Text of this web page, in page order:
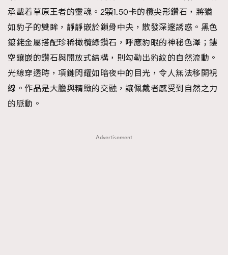
承載着草原王者的靈魂。2顆1.50卡的欖尖形鑽石，將猶
如豹子的雙眸，靜靜嵌於鎖骨中央，散發深邃誘惑。黑色
鍍銠金屬搭配珍稀橄欖綠鑽石，呼應豹眼的神秘色澤；鏤
空鑲嵌的鑽石與開放式結構，則勾勒出豹紋的自然流動。
光線穿透時，項鏈閃耀如暗夜中的目光，令人無法移開視
線。作品是大膽與精緻的交融，讓佩戴者感受到自然之力
的脈動。
Advertisement